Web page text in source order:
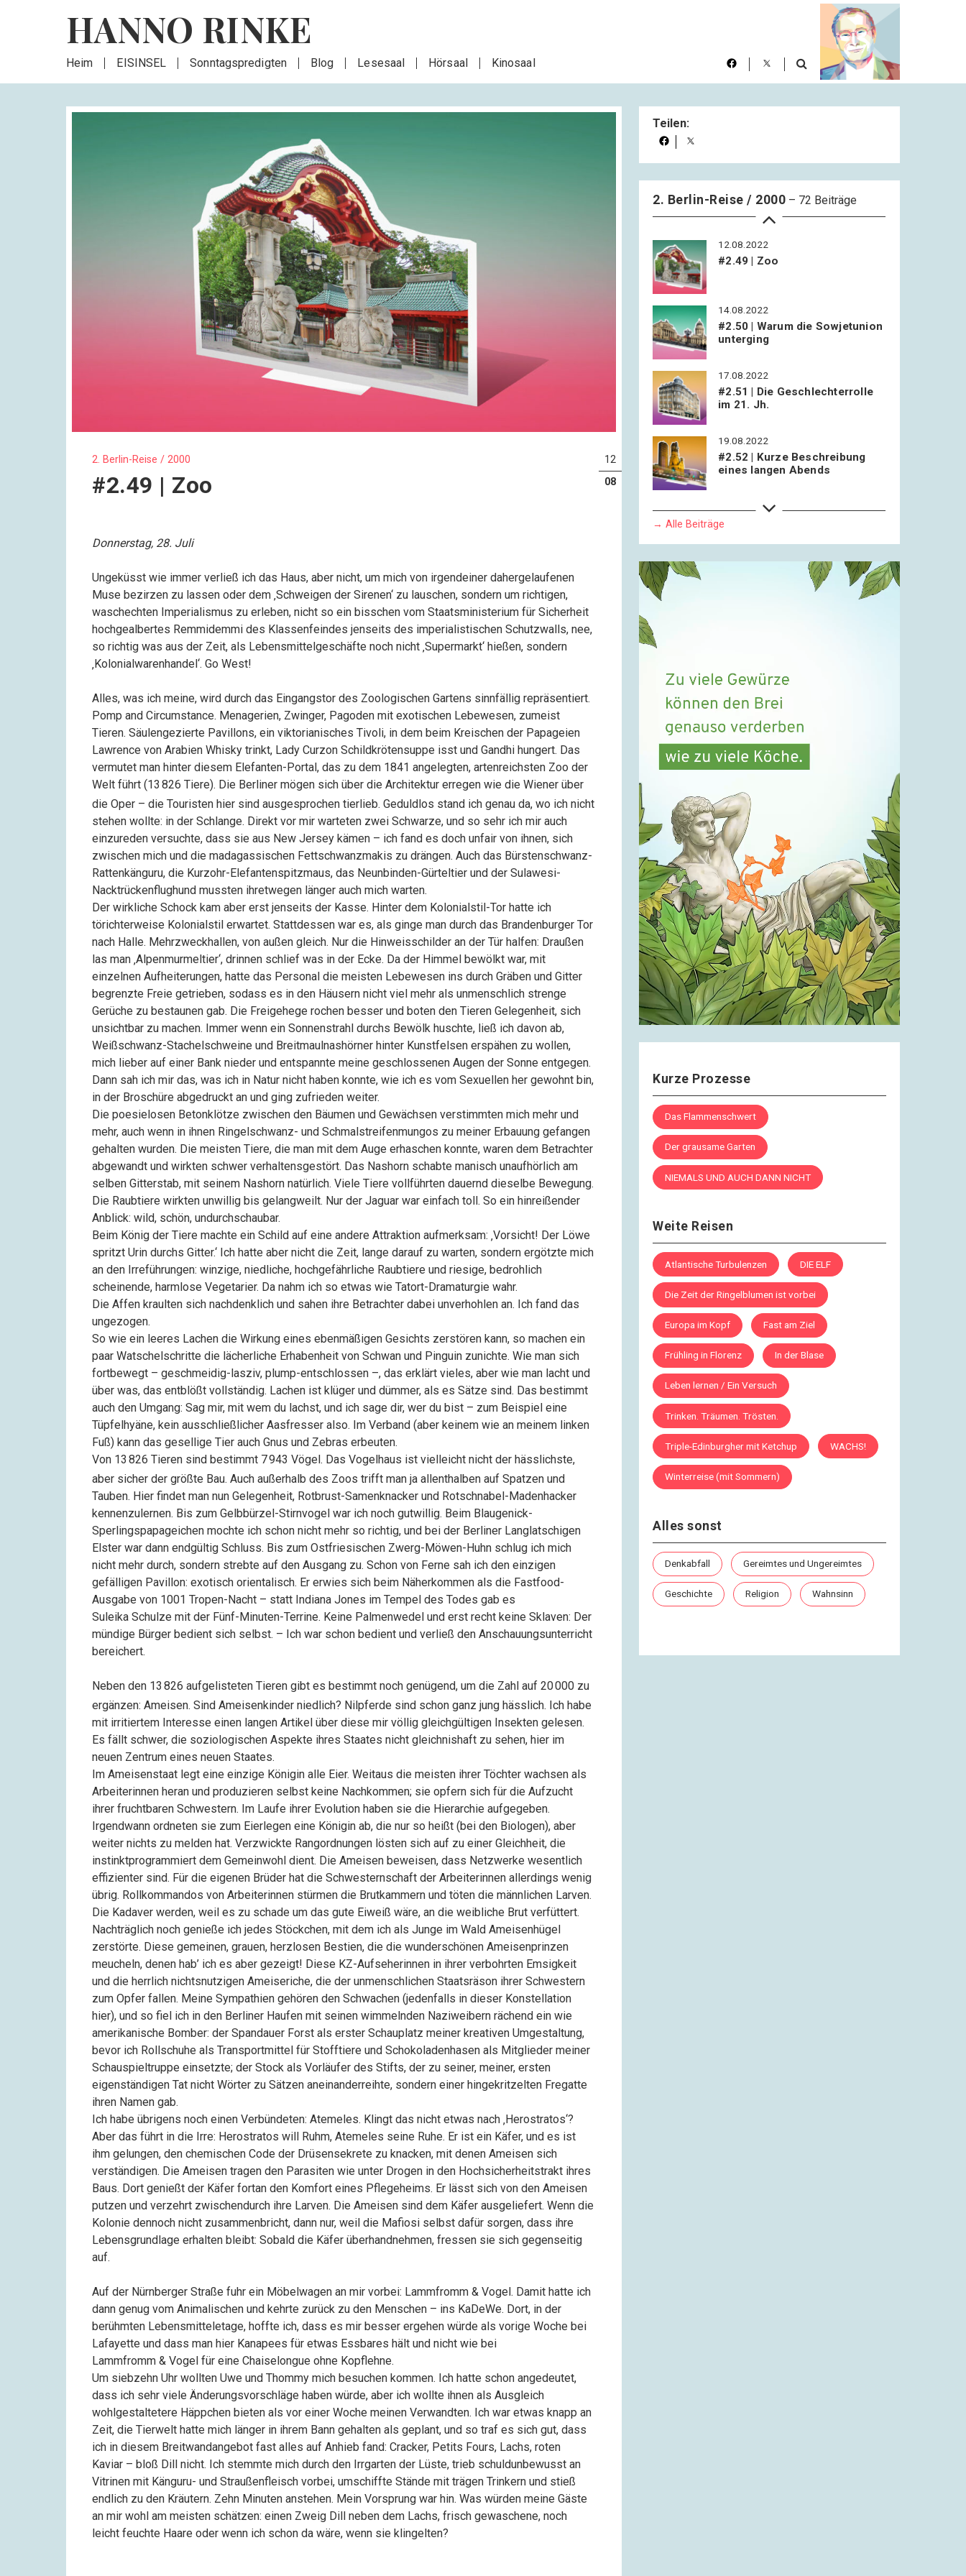
HANNO RINKE
Heim EISINSEL Sonntagspredigten Blog Lesesaal Hörsaal Kinosaal
12
08
2. Berlin-Reise / 2000
#2.49 | Zoo
Donnerstag, 28. Juli
Ungeküsst wie immer verließ ich das Haus, aber nicht, um mich von irgendeiner dahergelaufenen
Muse bezirzen zu lassen oder dem ‚Schweigen der Sirenen‘ zu lauschen, sondern um richtigen,
waschechten Imperialismus zu erleben, nicht so ein bisschen vom Staatsministerium für Sicherheit
hochgealbertes Remmidemmi des Klassenfeindes jenseits des imperialistischen Schutzwalls, nee,
so richtig was aus der Zeit, als Lebensmittelgeschäfte noch nicht ‚Supermarkt‘ hießen, sondern
‚Kolonialwarenhandel‘. Go West!
Alles, was ich meine, wird durch das Eingangstor des Zoologischen Gartens sinnfällig repräsentiert.
Pomp and Circumstance. Menagerien, Zwinger, Pagoden mit exotischen Lebewesen, zumeist
Tieren. Säulengezierte Pavillons, ein viktorianisches Tivoli, in dem beim Kreischen der Papageien
Lawrence von Arabien Whisky trinkt, Lady Curzon Schildkrötensuppe isst und Gandhi hungert. Das
vermutet man hinter diesem Elefanten-Portal, das zu dem 1841 angelegten, artenreichsten Zoo der
Welt führt (13 826 Tiere). Die Berliner mögen sich über die Architektur erregen wie die Wiener über
die Oper – die Touristen hier sind ausgesprochen tierlieb. Geduldlos stand ich genau da, wo ich nicht
stehen wollte: in der Schlange. Direkt vor mir warteten zwei Schwarze, und so sehr ich mir auch
einzureden versuchte, dass sie aus New Jersey kämen – ich fand es doch unfair von ihnen, sich
zwischen mich und die madagassischen Fettschwanzmakis zu drängen. Auch das Bürstenschwanz-
Rattenkänguru, die Kurzohr-Elefantenspitzmaus, das Neunbinden-Gürteltier und der Sulawesi-
Nacktrückenflughund mussten ihretwegen länger auch mich warten.
Der wirkliche Schock kam aber erst jenseits der Kasse. Hinter dem Kolonialstil-Tor hatte ich
törichterweise Kolonialstil erwartet. Stattdessen war es, als ginge man durch das Brandenburger Tor
nach Halle. Mehrzweckhallen, von außen gleich. Nur die Hinweisschilder an der Tür halfen: Draußen
las man ‚Alpenmurmeltier‘, drinnen schlief was in der Ecke. Da der Himmel bewölkt war, mit
einzelnen Aufheiterungen, hatte das Personal die meisten Lebewesen ins durch Gräben und Gitter
begrenzte Freie getrieben, sodass es in den Häusern nicht viel mehr als unmenschlich strenge
Gerüche zu bestaunen gab. Die Freigehege rochen besser und boten den Tieren Gelegenheit, sich
unsichtbar zu machen. Immer wenn ein Sonnenstrahl durchs Bewölk huschte, ließ ich davon ab,
Weißschwanz-Stachelschweine und Breitmaulnashörner hinter Kunstfelsen erspähen zu wollen,
mich lieber auf einer Bank nieder und entspannte meine geschlossenen Augen der Sonne entgegen.
Dann sah ich mir das, was ich in Natur nicht haben konnte, wie ich es vom Sexuellen her gewohnt bin,
in der Broschüre abgedruckt an und ging zufrieden weiter.
Die poesielosen Betonklötze zwischen den Bäumen und Gewächsen verstimmten mich mehr und
mehr, auch wenn in ihnen Ringelschwanz- und Schmalstreifenmungos zu meiner Erbauung gefangen
gehalten wurden. Die meisten Tiere, die man mit dem Auge erhaschen konnte, waren dem Betrachter
abgewandt und wirkten schwer verhaltensgestört. Das Nashorn schabte manisch unaufhörlich am
selben Gitterstab, mit seinem Nashorn natürlich. Viele Tiere vollführten dauernd dieselbe Bewegung.
Die Raubtiere wirkten unwillig bis gelangweilt. Nur der Jaguar war einfach toll. So ein hinreißender
Anblick: wild, schön, undurchschaubar.
Beim König der Tiere machte ein Schild auf eine andere Attraktion aufmerksam: ‚Vorsicht! Der Löwe
spritzt Urin durchs Gitter.‘ Ich hatte aber nicht die Zeit, lange darauf zu warten, sondern ergötzte mich
an den Irreführungen: winzige, niedliche, hochgefährliche Raubtiere und riesige, bedrohlich
scheinende, harmlose Vegetarier. Da nahm ich so etwas wie Tatort-Dramaturgie wahr.
Die Affen kraulten sich nachdenklich und sahen ihre Betrachter dabei unverhohlen an. Ich fand das
ungezogen.
So wie ein leeres Lachen die Wirkung eines ebenmäßigen Gesichts zerstören kann, so machen ein
paar Watschelschritte die lächerliche Erhabenheit von Schwan und Pinguin zunichte. Wie man sich
fortbewegt – geschmeidig-lasziv, plump-entschlossen –, das erklärt vieles, aber wie man lacht und
über was, das entblößt vollständig. Lachen ist klüger und dümmer, als es Sätze sind. Das bestimmt
auch den Umgang: Sag mir, mit wem du lachst, und ich sage dir, wer du bist – zum Beispiel eine
Tüpfelhyäne, kein ausschließlicher Aasfresser also. Im Verband (aber keinem wie an meinem linken
Fuß) kann das gesellige Tier auch Gnus und Zebras erbeuten.
Von 13 826 Tieren sind bestimmt 7943 Vögel. Das Vogelhaus ist vielleicht nicht der hässlichste,
aber sicher der größte Bau. Auch außerhalb des Zoos trifft man ja allenthalben auf Spatzen und
Tauben. Hier findet man nun Gelegenheit, Rotbrust-Samenknacker und Rotschnabel-Madenhacker
kennenzulernen. Bis zum Gelbbürzel-Stirnvogel war ich noch gutwillig. Beim Blaugenick-
Sperlingspapageichen mochte ich schon nicht mehr so richtig, und bei der Berliner Langlatschigen
Elster war dann endgültig Schluss. Bis zum Ostfriesischen Zwerg-Möwen-Huhn schlug ich mich
nicht mehr durch, sondern strebte auf den Ausgang zu. Schon von Ferne sah ich den einzigen
gefälligen Pavillon: exotisch orientalisch. Er erwies sich beim Näherkommen als die Fastfood-
Ausgabe von 1001 Tropen-Nacht – statt Indiana Jones im Tempel des Todes gab es
Suleika Schulze mit der Fünf-Minuten-Terrine. Keine Palmenwedel und erst recht keine Sklaven: Der
mündige Bürger bedient sich selbst. – Ich war schon bedient und verließ den Anschauungsunterricht
bereichert.
Neben den 13 826 aufgelisteten Tieren gibt es bestimmt noch genügend, um die Zahl auf 20000 zu
ergänzen: Ameisen. Sind Ameisenkinder niedlich? Nilpferde sind schon ganz jung hässlich. Ich habe
mit irritiertem Interesse einen langen Artikel über diese mir völlig gleichgültigen Insekten gelesen.
Es fällt schwer, die soziologischen Aspekte ihres Staates nicht gleichnishaft zu sehen, hier im
neuen Zentrum eines neuen Staates.
Im Ameisenstaat legt eine einzige Königin alle Eier. Weitaus die meisten ihrer Töchter wachsen als
Arbeiterinnen heran und produzieren selbst keine Nachkommen; sie opfern sich für die Aufzucht
ihrer fruchtbaren Schwestern. Im Laufe ihrer Evolution haben sie die Hierarchie aufgegeben.
Irgendwann ordneten sie zum Eierlegen eine Königin ab, die nur so heißt (bei den Biologen), aber
weiter nichts zu melden hat. Verzwickte Rangordnungen lösten sich auf zu einer Gleichheit, die
instinktprogrammiert dem Gemeinwohl dient. Die Ameisen beweisen, dass Netzwerke wesentlich
effizienter sind. Für die eigenen Brüder hat die Schwesternschaft der Arbeiterinnen allerdings wenig
übrig. Rollkommandos von Arbeiterinnen stürmen die Brutkammern und töten die männlichen Larven.
Die Kadaver werden, weil es zu schade um das gute Eiweiß wäre, an die weibliche Brut verfüttert.
Nachträglich noch genieße ich jedes Stöckchen, mit dem ich als Junge im Wald Ameisenhügel
zerstörte. Diese gemeinen, grauen, herzlosen Bestien, die die wunderschönen Ameisenprinzen
meucheln, denen hab’ ich es aber gezeigt! Diese KZ-Aufseherinnen in ihrer verbohrten Emsigkeit
und die herrlich nichtsnutzigen Ameiseriche, die der unmenschlichen Staatsräson ihrer Schwestern
zum Opfer fallen. Meine Sympathien gehören den Schwachen (jedenfalls in dieser Konstellation
hier), und so fiel ich in den Berliner Haufen mit seinen wimmelnden Naziweibern rächend ein wie
amerikanische Bomber: der Spandauer Forst als erster Schauplatz meiner kreativen Umgestaltung,
bevor ich Rollschuhe als Transportmittel für Stofftiere und Schokoladenhasen als Mitglieder meiner
Schauspieltruppe einsetzte; der Stock als Vorläufer des Stifts, der zu seiner, meiner, ersten
eigenständigen Tat nicht Wörter zu Sätzen aneinanderreihte, sondern einer hingekritzelten Fregatte
ihren Namen gab.
Ich habe übrigens noch einen Verbündeten: Atemeles. Klingt das nicht etwas nach ‚Herostratos‘?
Aber das führt in die Irre: Herostratos will Ruhm, Atemeles seine Ruhe. Er ist ein Käfer, und es ist
ihm gelungen, den chemischen Code der Drüsensekrete zu knacken, mit denen Ameisen sich
verständigen. Die Ameisen tragen den Parasiten wie unter Drogen in den Hochsicherheitstrakt ihres
Baus. Dort genießt der Käfer fortan den Komfort eines Pflegeheims. Er lässt sich von den Ameisen
putzen und verzehrt zwischendurch ihre Larven. Die Ameisen sind dem Käfer ausgeliefert. Wenn die
Kolonie dennoch nicht zusammenbricht, dann nur, weil die Mafiosi selbst dafür sorgen, dass ihre
Lebensgrundlage erhalten bleibt: Sobald die Käfer überhandnehmen, fressen sie sich gegenseitig
auf.
Auf der Nürnberger Straße fuhr ein Möbelwagen an mir vorbei: Lammfromm & Vogel. Damit hatte ich
dann genug vom Animalischen und kehrte zurück zu den Menschen – ins KaDeWe. Dort, in der
berühmten Lebensmitteletage, hoffte ich, dass es mir besser ergehen würde als vorige Woche bei
Lafayette und dass man hier Kanapees für etwas Essbares hält und nicht wie bei
Lammfromm & Vogel für eine Chaiselongue ohne Kopflehne.
Um siebzehn Uhr wollten Uwe und Thommy mich besuchen kommen. Ich hatte schon angedeutet,
dass ich sehr viele Änderungsvorschläge haben würde, aber ich wollte ihnen als Ausgleich
wohlgestaltetere Häppchen bieten als vor einer Woche meinen Verwandten. Ich war etwas knapp an
Zeit, die Tierwelt hatte mich länger in ihrem Bann gehalten als geplant, und so traf es sich gut, dass
ich in diesem Breitwandangebot fast alles auf Anhieb fand: Cracker, Petits Fours, Lachs, roten
Kaviar – bloß Dill nicht. Ich stemmte mich durch den Irrgarten der Lüste, trieb schuldunbewusst an
Vitrinen mit Känguru- und Straußenfleisch vorbei, umschiffte Stände mit trägen Trinkern und stieß
endlich zu den Kräutern. Zehn Minuten anstehen. Mein Vorsprung war hin. Was würden meine Gäste
an mir wohl am meisten schätzen: einen Zweig Dill neben dem Lachs, frisch gewaschene, noch
leicht feuchte Haare oder wenn ich schon da wäre, wenn sie klingelten?
Teilen:
2. Berlin-Reise / 2000 – 72 Beiträge
#2.46 | Architektur der Stadt
10.08.2022
#2.48 | Kennenlernen
12.08.2022
#2.49 | Zoo
14.08.2022
#2.50 | Warum die Sowjetunion
unterging
17.08.2022
#2.51 | Die Geschlechterrolle
im 21. Jh.
19.08.2022
#2.52 | Kurze Beschreibung
eines langen Abends
21.08.2022
#2.53 | Welttheater
#2.54 | Ein Betrug wird
28.08.2022
#2.56 | Einordnung
31.08.2022
02.09.2022
#2.58 | Die abgebrannte Kerze
→ Alle Beiträge
Kurze Prozesse
Das Flammenschwert
Der grausame Garten
NIEMALS UND AUCH DANN NICHT
Weite Reisen
Atlantische Turbulenzen DIE ELF
Die Zeit der Ringelblumen ist vorbei
Europa im Kopf Fast am Ziel
Frühling in Florenz In der Blase
Leben lernen / Ein Versuch
Trinken. Träumen. Trösten.
Triple-Edinburgher mit Ketchup WACHS!
Winterreise (mit Sommern)
Alles sonst
Denkabfall Gereimtes und Ungereimtes
Geschichte Religion Wahnsinn